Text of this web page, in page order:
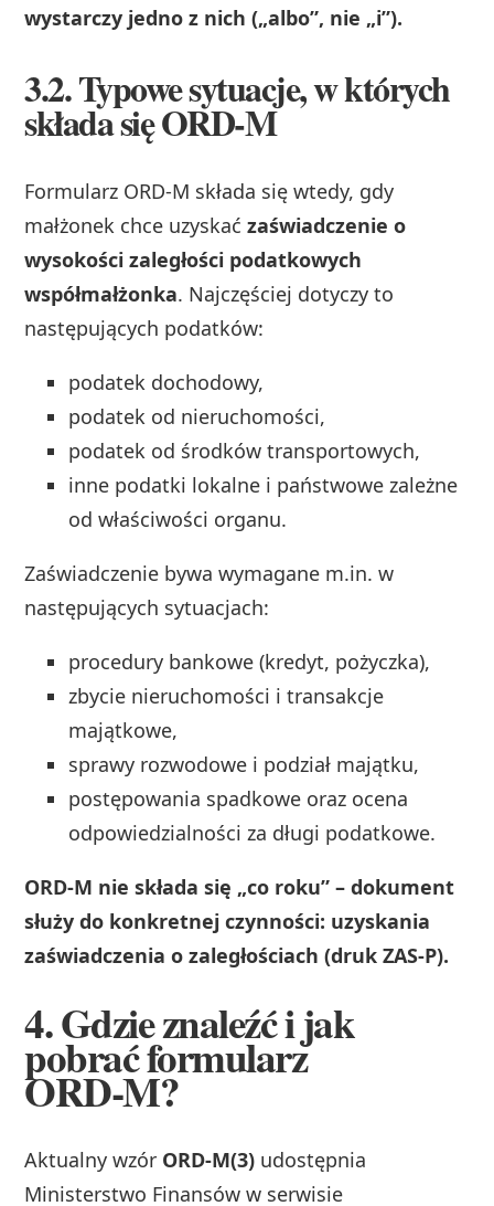
wystarczy jedno z nich („albo”, nie „i”).
3.2. Typowe sytuacje, w których
składa się ORD‑M
Formularz ORD‑M składa się wtedy, gdy
małżonek chce uzyskaćzaświadczenie o
wysokości zaległości podatkowych
współmałżonka. Najczęściej dotyczy to
następujących podatków:
podatek dochodowy,
podatek od nieruchomości,
podatek od środków transportowych,
inne podatki lokalne i państwowe zależne
od właściwości organu.
Zaświadczenie bywa wymagane m.in. w
następujących sytuacjach:
procedury bankowe (kredyt, pożyczka),
zbycie nieruchomości i transakcje
majątkowe,
sprawy rozwodowe i podział majątku,
postępowania spadkowe oraz ocena
odpowiedzialności za długi podatkowe.
ORD‑M nie składa się „co roku” – dokument
służy do konkretnej czynności: uzyskania
zaświadczenia o zaległościach (druk ZAS‑P).
4. Gdzie znaleźć i jak
pobrać formularz
ORD‑M?
Aktualny wzór ORD‑M(3) udostępnia
Ministerstwo Finansów w serwisie